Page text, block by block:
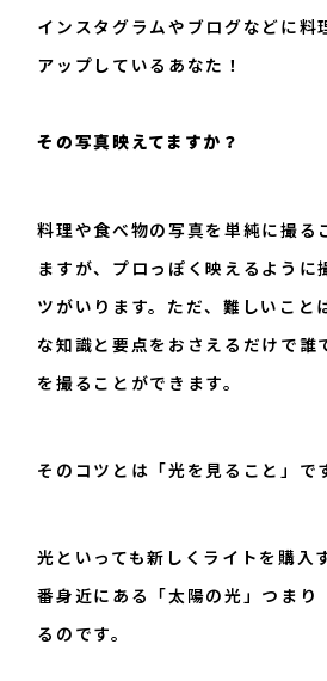
インスタグラムやブログなどに料
アップしているあなた！
その写真映えてますか？
料理や食べ物の写真を単純に撮る
ますが、プロっぽく映えるように
ツがいります。ただ、難しいこと
な知識と要点をおさえるだけで誰
を撮ることができます。
そのコツとは「光を見ること」で
光といっても新しくライトを購入
番身近にある「太陽の光」つまり
るのです。